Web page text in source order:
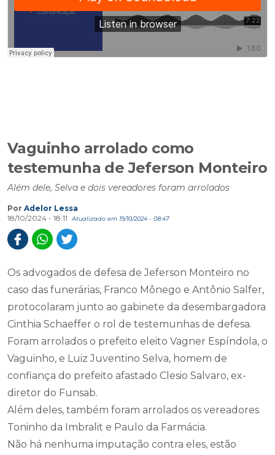
Vaguinho arrolado como
testemunha de Jeferson Monteiro
Além dele, Selva e dois vereadores foram arrolados
Por Adelor Lessa
18/10/2024 - 18:11
Atualizado em 19/10/2024 - 08:47
Os advogados de defesa de Jeferson Monteiro no
caso das funerárias, Franco Mônego e Antônio Salfer,
protocolaram junto ao gabinete da desembargadora
Cinthia Schaeffer o rol de testemunhas de defesa.
Foram arrolados o prefeito eleito Vagner Espíndola, o
Vaguinho, e Luiz Juventino Selva, homem de
confiança do prefeito afastado Clesio Salvaro, ex-
diretor do Funsab.
Além deles, também foram arrolados os vereadores
Toninho da Imbralit e Paulo da Farmácia.
Não há nenhuma imputação contra eles, estão